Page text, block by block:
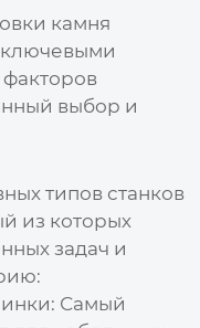
камня
выбор и
типов станков
из которых
задач и
Самый